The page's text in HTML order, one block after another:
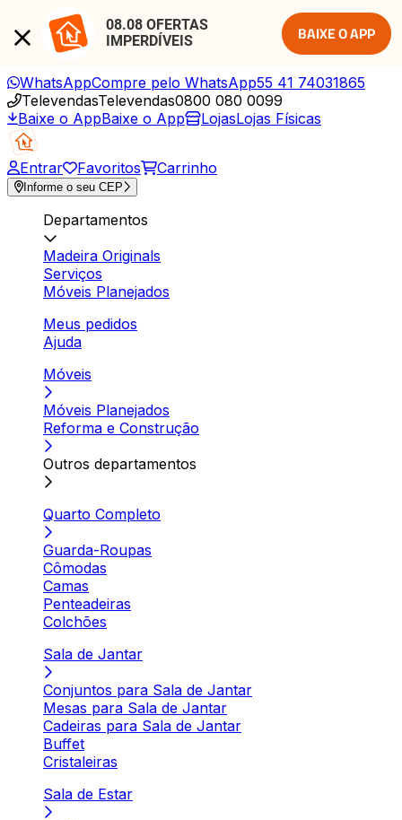
08.08 OFERTAS
IMPERDÍVEIS
BAIXE O APP
WhatsAppCompre pelo WhatsApp55 41 74031865
TelevendasTelevendas0800 080 0099
Baixe o AppBaixe o App LojasLojas Físicas
Entrar Favoritos Carrinho
Informe o seu CEP
Departamentos
Madeira Originals
Serviços
Móveis Planejados
Meus pedidos
Ajuda
Móveis
Móveis Planejados
Reforma e Construção
Outros departamentos
Quarto Completo
Guarda-Roupas
Cômodas
Camas
Penteadeiras
Colchões
Sala de Jantar
Conjuntos para Sala de Jantar
Mesas para Sala de Jantar
Cadeiras para Sala de Jantar
Buffet
Cristaleiras
Sala de Estar